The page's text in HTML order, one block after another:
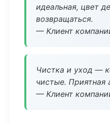
идеальная, цвет
возвращаться.
— Клиент
Чистка и уход —
чистые. Приятная
— Клиент